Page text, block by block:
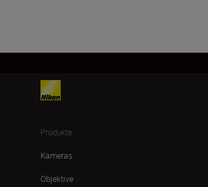
Produkte
Kameras
Objektive